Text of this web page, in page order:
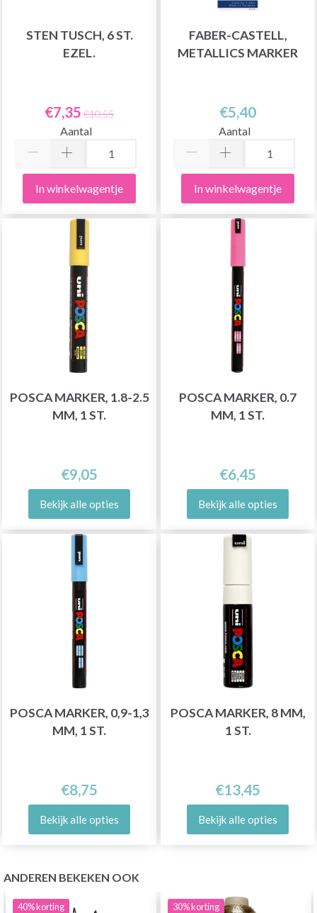
STEN TUSCH, 6 ST.
EZEL.
€7,35 €10,55
Aantal
In winkelwagentje
FABER-CASTELL,
METALLICS MARKER
€5,40
Aantal
In winkelwagentje
POSCA MARKER, 1.8-2.5
MM, 1 ST.
€9,05
Bekijk alle opties
POSCA MARKER, 0.7
MM, 1 ST.
€6,45
Bekijk alle opties
POSCA MARKER, 0,9-1,3
MM, 1 ST.
€8,75
Bekijk alle opties
POSCA MARKER, 8 MM,
1 ST.
€13,45
Bekijk alle opties
ANDEREN BEKEKEN OOK
40%korting 30%korting